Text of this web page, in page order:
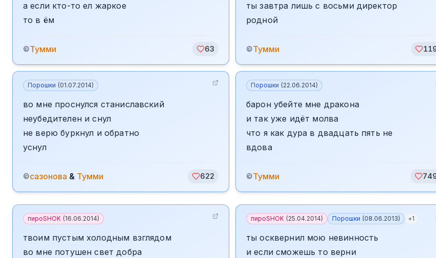
а если кто-то ел жаркое
то в ём
©Тумми 63
ты завтра лишь с восьми директор
родной
©Тумми
Порошки (01.07.2014)
во мне проснулся станиславский
неубедителен и снул
не верю буркнул и обратно
уснул
©сазонова & Тумми 622
Порошки (22.06.2014)
барон убейте мне дракона
и так уже идёт молва
что я как дура в двадцать пять не
вдова
©Тумми
пироSHOK (16.06.2014)
твоим пустым холодным взглядом
во мне потушен свет добра
пироSHOK (25.04.2014) Порошки (08.06.2013) +1
ты осквернил мою невинность
и если сможешь то верни